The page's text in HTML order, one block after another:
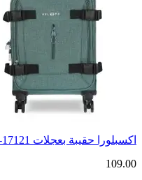
اكسبلورا حقيبة بعجلات XPL-CT-17121
109.00